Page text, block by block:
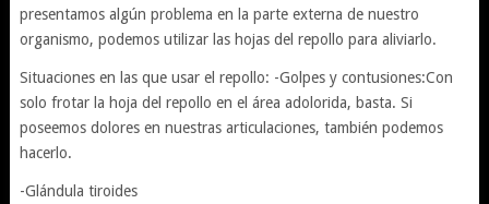
presentamos algún problema en la parte externa de nuestro
organismo, podemos utilizar las hojas del repollo para aliviarlo.
Situaciones en las que usar el repollo: -Golpes y contusiones:Con
solo frotar la hoja del repollo en el área adolorida, basta. Si
poseemos dolores en nuestras articulaciones, también podemos
hacerlo.
-Glándula tiroides